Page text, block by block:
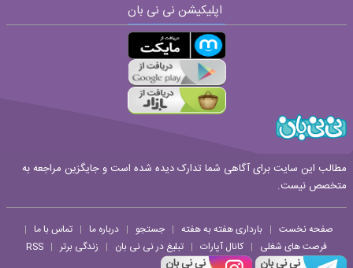
اپلیکیشن نی نی بان
مطالب این سایت برای آگاهی شما تدارک دیده شده است و جایگزین مراجعه به
متخصص نیست.
صفحه نخست | بارداری هفته به هفته | جستجو | درباره ما | تماس با ما |
فرصت های شغلی | کانال آپارات | تبلیغ در نی نی بان | زندگی برتر |
RSS